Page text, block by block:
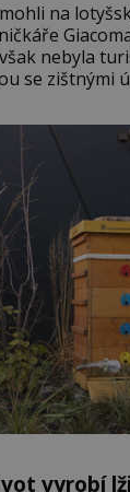
na
nebyla
se zištnými
v
v této
vyrobí